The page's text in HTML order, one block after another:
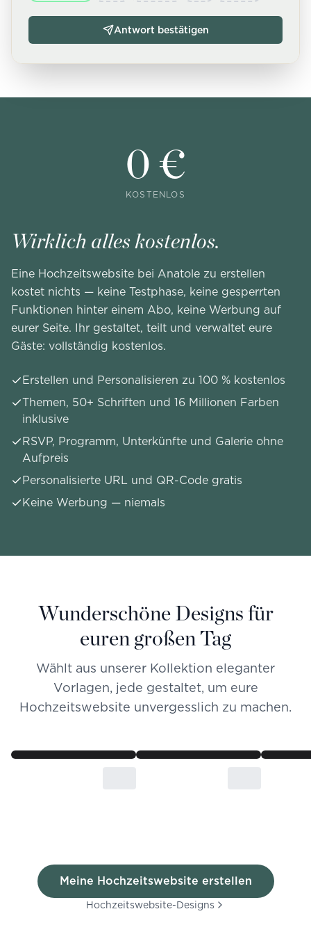
Antwort bestätigen
0 €
KOSTENLOS
Wirklich alles kostenlos.
Eine Hochzeitswebsite bei Anatole zu erstellen
kostet nichts — keine Testphase, keine gesperrten
Funktionen hinter einem Abo, keine Werbung auf
eurer Seite. Ihr gestaltet, teilt und verwaltet eure
Gäste: vollständig kostenlos.
Erstellen und Personalisieren zu 100 % kostenlos
Themen, 50+ Schriften und 16 Millionen Farben
inklusive
RSVP, Programm, Unterkünfte und Galerie ohne
Aufpreis
Personalisierte URL und QR-Code gratis
Keine Werbung — niemals
Wunderschöne Designs für
euren großen Tag
Wählt aus unserer Kollektion eleganter
Vorlagen, jede gestaltet, um eure
Hochzeitswebsite unvergesslich zu machen.
Meine Hochzeitswebsite erstellen
Hochzeitswebsite-Designs